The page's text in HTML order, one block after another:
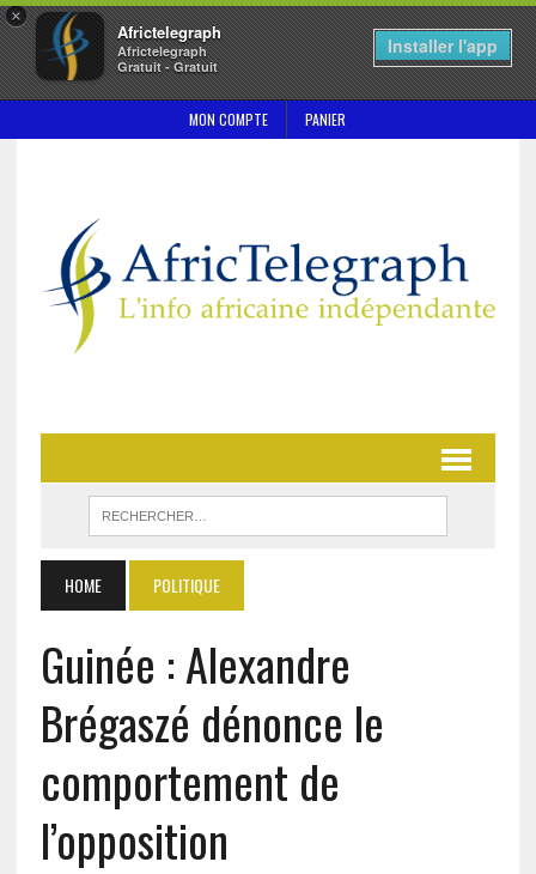
×
Africtelegraph
Africtelegraph
Gratuit - Gratuit
Installer l'app
MON COMPTE PANIER
HOME POLITIQUE
Guinée : Alexandre
Brégaszé dénonce le
comportement de
l’opposition